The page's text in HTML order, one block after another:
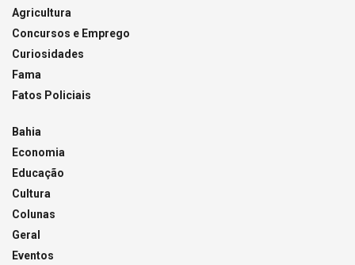
Agricultura
Concursos e Emprego
Curiosidades
Fama
Fatos Policiais
Bahia
Economia
Educação
Cultura
Colunas
Geral
Eventos